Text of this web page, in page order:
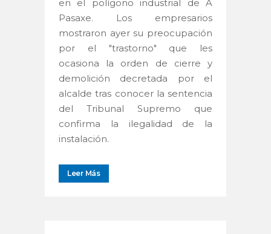
en el polígono industrial de A
Pasaxe. Los empresarios
mostraron ayer su preocupación
por el "trastorno" que les
ocasiona la orden de cierre y
demolición decretada por el
alcalde tras conocer la sentencia
del Tribunal Supremo que
confirma la ilegalidad de la
instalación.
Leer Más